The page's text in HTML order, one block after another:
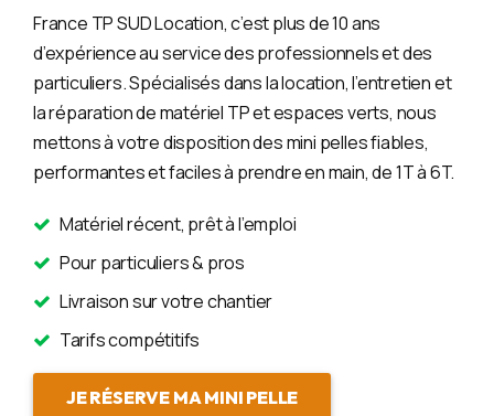
France TP SUD Location, c’est plus de 10 ans
d’expérience au service des professionnels et des
particuliers. Spécialisés dans la location, l’entretien et
la réparation de matériel TP et espaces verts, nous
mettons à votre disposition des mini pelles fiables,
performantes et faciles à prendre en main, de 1T à 6T.
Matériel récent, prêt à l’emploi
Pour particuliers & pros
Livraison sur votre chantier
Tarifs compétitifs
JE RÉSERVE MA MINI PELLE